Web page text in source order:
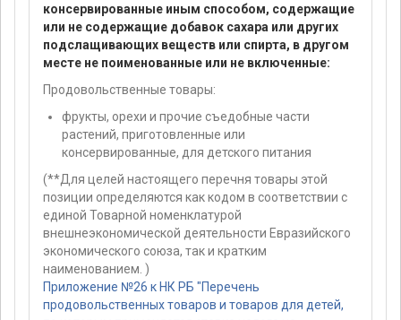
консервированные иным способом, содержащие
или не содержащие добавок сахара или других
подслащивающих веществ или спирта, в другом
месте не поименованные или не включенные:
Продовольственные товары:
фрукты, орехи и прочие съедобные части
растений, приготовленные или
консервированные, для детского питания
(**Для целей настоящего перечня товары этой
позиции определяются как кодом в соответствии с
единой Товарной номенклатурой
внешнеэкономической деятельности Евразийского
экономического союза, так и кратким
наименованием. )
Приложение №26 к НК РБ "Перечень
продовольственных товаров и товаров для детей,